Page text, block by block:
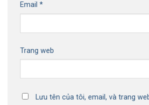
Email *
Trang web
Lưu tên của tôi, email, và trang